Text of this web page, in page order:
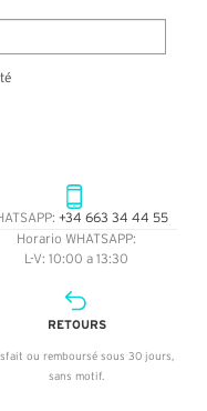
+34 663 34 44 55
Horario WHATSAPP:
L-V: 10:00 a 13:30
RETOURS
ou remboursé sous 30 jours,
sans motif.